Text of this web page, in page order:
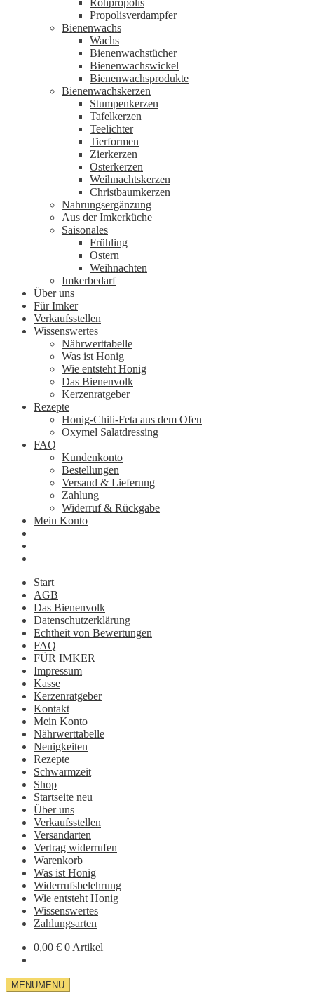
Rohpropolis
Propolisverdampfer
Bienenwachs
Wachs
Bienenwachstücher
Bienenwachswickel
Bienenwachsprodukte
Bienenwachskerzen
Stumpenkerzen
Tafelkerzen
Teelichter
Tierformen
Zierkerzen
Osterkerzen
Weihnachtskerzen
Christbaumkerzen
Nahrungsergänzung
Aus der Imkerküche
Saisonales
Frühling
Ostern
Weihnachten
Imkerbedarf
Über uns
Für Imker
Verkaufsstellen
Wissenswertes
Nährwerttabelle
Was ist Honig
Wie entsteht Honig
Das Bienenvolk
Kerzenratgeber
Rezepte
Honig-Chili-Feta aus dem Ofen
Oxymel Salatdressing
FAQ
Kundenkonto
Bestellungen
Versand & Lieferung
Zahlung
Widerruf & Rückgabe
Mein Konto
Start
AGB
Das Bienenvolk
Datenschutzerklärung
Echtheit von Bewertungen
FAQ
FÜR IMKER
Impressum
Kasse
Kerzenratgeber
Kontakt
Mein Konto
Nährwerttabelle
Neuigkeiten
Rezepte
Schwarmzeit
Shop
Startseite neu
Über uns
Verkaufsstellen
Versandarten
Vertrag widerrufen
Warenkorb
Was ist Honig
Widerrufsbelehrung
Wie entsteht Honig
Wissenswertes
Zahlungsarten
0,00 € 0 Artikel
MENUMENU